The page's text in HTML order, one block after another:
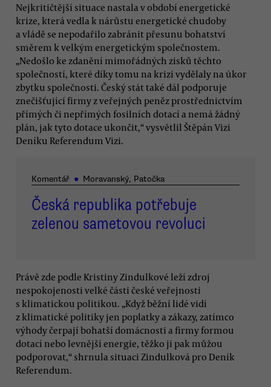
Nejkritičtější situace nastala v období energetické
krize, která vedla k nárůstu energetické chudoby
a vládě se nepodařilo zabránit přesunu bohatství
směrem k velkým energetickým společnostem.
„Nedošlo ke zdanění mimořádných zisků těchto
společností, které díky tomu na krizi vydělaly na úkor
zbytku společnosti. Český stát také dál podporuje
znečišťující firmy z veřejných peněz prostřednictvím
přímých či nepřímých fosilních dotací a nemá žádný
plán, jak tyto dotace ukončit,“ vysvětlil Štěpán Vizi
Deníku Referendum Vizi.
Komentář ● Moravanský, Patočka
Česká republika potřebuje
zelenou sametovou revoluci
Právě zde podle Kristiny Zindulkové leží zdroj
nespokojenosti velké části české veřejnosti
s klimatickou politikou. „Když běžní lidé vidí
z klimatické politiky jen poplatky a zákazy, zatímco
výhody čerpají bohatší domácnosti a firmy formou
dotací nebo levnější energie, těžko ji pak můžou
podporovat,“ shrnula situaci Zindulková pro Deník
Referendum.